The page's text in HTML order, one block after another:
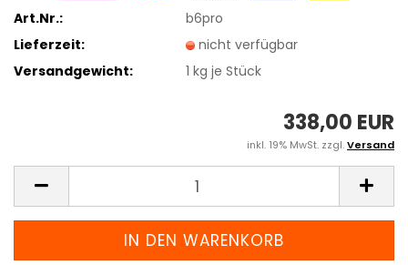
Art.Nr.:
b6pro
Lieferzeit:
nicht verfügbar
Versandgewicht:
1 kg je Stück
338,00 EUR
inkl. 19% MwSt. zzgl.Versand